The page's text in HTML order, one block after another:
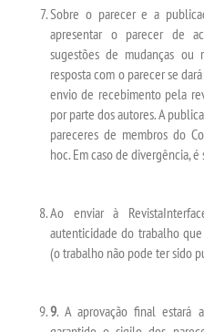
PORTAL DE ALUNOS
PORTAL DE PROFESSORES/
UNIESP
FALE CONOSCO
TRABALHE CONOSCO
Sobre o parecer e a
apresentar o parecer de
sugestões de mudanças
resposta com o parecer se
envio de recebimento pela
por parte dos autores. A
pareceres de membros do
hoc. Em caso de divergência,
Ao enviar à
autenticidade do trabalho
(o trabalho não pode ter sido
9. A aprovação final estará